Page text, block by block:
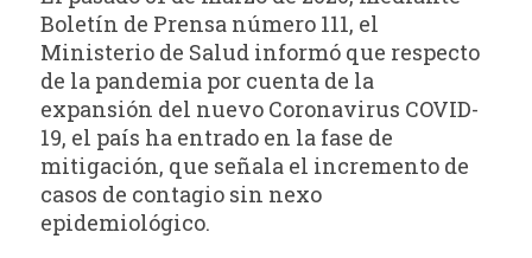
Boletín de Prensa número 111, el
Ministerio de Salud informó que respecto
de la pandemia por cuenta de la
expansión del nuevo Coronavirus COVID-
19, el país ha entrado en la fase de
mitigación, que señala el incremento de
casos de contagio sin nexo
epidemiológico.